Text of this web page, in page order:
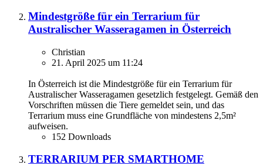
Mindestgröße für ein Terrarium für
Australischer Wasseragamen in Österreich
Christian
21. April 2025 um 11:24
In Österreich ist die Mindestgröße für ein Terrarium für
Australischer Wasseragamen gesetzlich festgelegt. Gemäß den
Vorschriften müssen die Tiere gemeldet sein, und das
Terrarium muss eine Grundfläche von mindestens 2,5m²
aufweisen.
152 Downloads
TERRARIUM PER SMARTHOME